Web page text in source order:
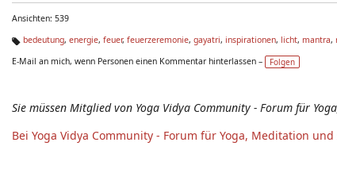
Ansichten: 539
g
bedeutung, energie, feuer, feuerzeremonie, gayatri, inspirationen, licht, mantra,
E-Mail an mich, wenn Personen einen Kommentar hinterlassen –
Folgen
Sie müssen Mitglied von Yoga Vidya Community - Forum für
Bei Yoga Vidya Community - Forum für Yoga, Meditation und